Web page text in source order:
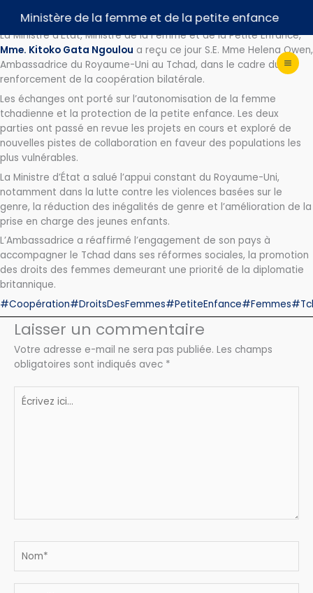
contenu
de la femme et de la petite enfance
La Ministre d’État, Ministre de la Femme et de la Petite Enfance,
Mme. Kitoko Gata Ngoulou a reçu ce jour S.E. Mme Helena Owen,
Ambassadrice du Royaume-Uni au Tchad, dans le cadre du
renforcement de la coopération bilatérale.
Les échanges ont porté sur l’autonomisation de la femme
tchadienne et la protection de la petite enfance. Les deux
parties ont passé en revue les projets en cours et exploré de
nouvelles pistes de collaboration en faveur des populations les
plus vulnérables.
La Ministre d’État a salué l’appui constant du Royaume-Uni,
notamment dans la lutte contre les violences basées sur le
genre, la réduction des inégalités de genre et l’amélioration de la
prise en charge des jeunes enfants.
L’Ambassadrice a réaffirmé l’engagement de son pays à
accompagner le Tchad dans ses réformes sociales, la promotion
des droits des femmes demeurant une priorité de la diplomatie
britannique.
#Coopération#DroitsDesFemmes#PetiteEnfance#Femmes
Laisser un commentaire
Votre adresse e-mail ne sera pas publiée. Les champs
obligatoires sont indiqués avec *
Écrivez
ici…